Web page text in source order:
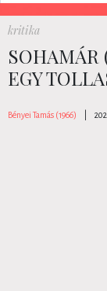
kritika
SOHAMÁR
EGY
Bényei Tamás (1966)